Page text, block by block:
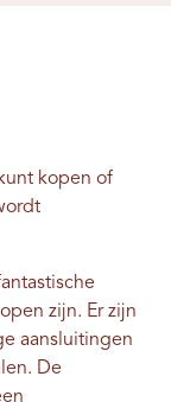
kopen of
zijn. Er zijn
aansluitingen
De